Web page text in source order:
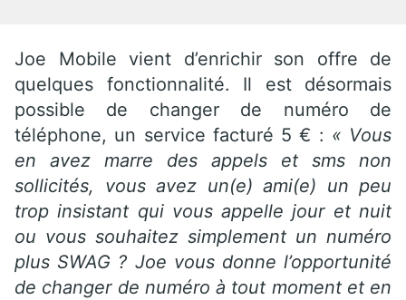
Joe Mobile vient d’enrichir son offre de
quelques fonctionnalité. Il est désormais
possible de changer de numéro de
téléphone, un service facturé 5 € : « Vous
en avez marre des appels et sms non
sollicités, vous avez un(e) ami(e) un peu
trop insistant qui vous appelle jour et nuit
ou vous souhaitez simplement un numéro
plus SWAG ? Joe vous donne l’opportunité
de changer de numéro à tout moment et en